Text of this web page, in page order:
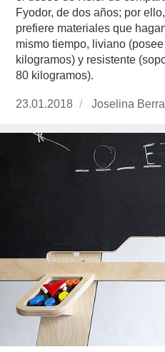
Fyodor, de dos años; por
prefiere materiales que
mismo tiempo, liviano
kilogramos) y resistente
80 kilogramos).
Publicado
23.01.2018
https://
Joselina